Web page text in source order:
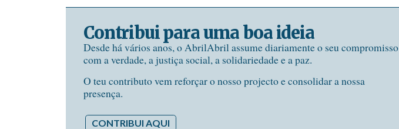
Contribui para uma boa ideia
Desde há vários anos, o AbrilAbril assume diariamente o seu compromisso
com a verdade, a justiça social, a solidariedade e a paz.
O teu contributo vem reforçar o nosso projecto e consolidar a nossa
presença.
CONTRIBUI AQUI